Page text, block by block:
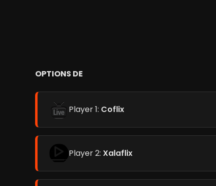
OPTIONS DE
Player 1: Coflix
Player 2: Xalaflix